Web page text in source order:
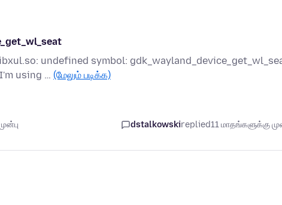
undefined symbol:
using … (மேலும் படிக்க)
dstalkowskireplied11 மாதங்களுக்கு